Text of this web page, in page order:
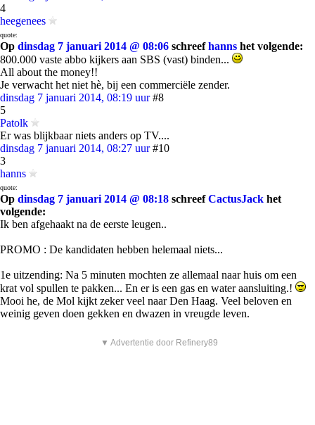
4
heegenees
quote:
Op dinsdag 7 januari 2014 @ 08:06 schreefhanns het volgende:
800.000 vaste abbo kijkers aan SBS (vast) binden...
All about the money!!
Je verwacht het niet hè, bij een commerciële zender.
dinsdag 7 januari 2014, 08:19 uur #8
5
Patolk
Er was blijkbaar niets anders op TV....
dinsdag 7 januari 2014, 08:27 uur #10
3
hanns
quote:
Op dinsdag 7 januari 2014 @ 08:18 schreefCactusJack het
volgende:
Ik ben afgehaakt na de eerste leugen..
PROMO : De kandidaten hebben helemaal niets...
1e uitzending: Na 5 minuten mochten ze allemaal naar huis om een
krat vol spullen te pakken... En er is een gas en water aansluiting.!
Mooi he, de Mol kijkt zeker veel naar Den Haag. Veel beloven en
weinig geven doen gekken en dwazen in vreugde leven.
▼ Advertentie door Refinery89